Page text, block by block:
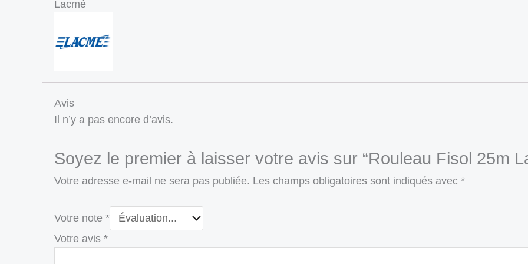
Lacmé
Avis
Il n’y a pas encore d’avis.
Soyez le premier à laisser votre avis sur “Rouleau Fisol 25m
Votre adresse e-mail ne sera pas publiée. Les champs obligatoires sont indiqués avec *
Votre note *
Votre avis *